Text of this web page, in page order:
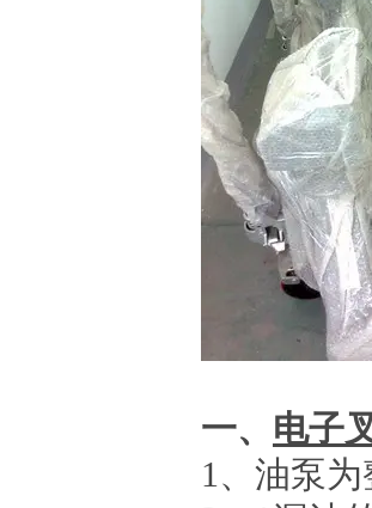
一、 电子
1、 油泵